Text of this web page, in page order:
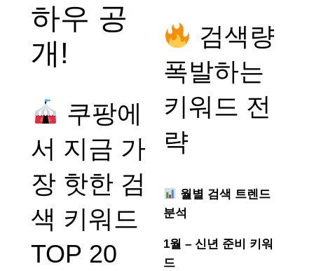
하우 공
개!
쿠팡에
서 지금 가
장 핫한 검
색 키워드
TOP 20
검색량
폭발하는
키워드 전
략
월별 검색 트렌드
분석
1월 – 신년 준비 키워
드